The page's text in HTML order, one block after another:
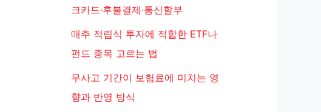
크카드·후불결제·통신할부
매주 적립식 투자에 적합한 ETF나
펀드 종목 고르는 법
무사고 기간이 보험료에 미치는 영
향과 반영 방식